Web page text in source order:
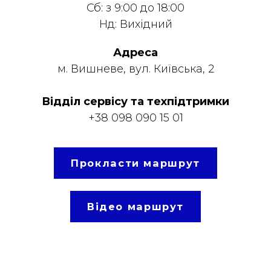
Сб: з 9:00 до 18:00
Нд: Вихідний
Адреса
м. Вишневе, вул. Київська, 2
Відділ сервісу та техпідтримки
+38 098 090 15 01
Прокласти маршрут
Відео маршрут